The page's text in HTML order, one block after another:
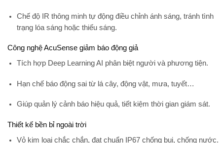
Chế độ IR thông minhtự động điều chỉnh ánh sáng, tránh tình
trạng lóa sáng hoặc thiếu sáng.
Công nghệ AcuSense giảm báo động giả
Tích hợp Deep Learning AI phân biệt người và phương tiện.
Hạn chế báo động sai từ lá cây, động vật, mưa, tuyết…
Giúp quản lý cảnh báo hiệu quả, tiết kiệm thời gian giám sát.
Thiết kế bền bỉ ngoài trời
Vỏ kim loại chắc chắn, đạt chuẩn IP67 chống bụi, chống nước.